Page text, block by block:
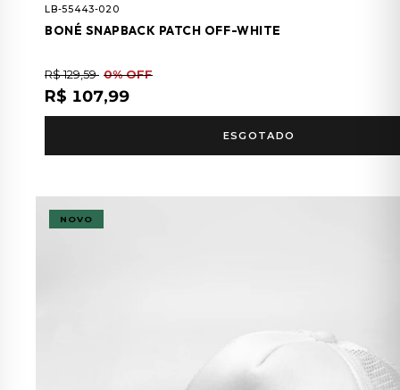
LB-55443-020
BONÉ SNAPBACK PATCH OFF-WHITE
R$ 129,59 0% OFF
R$ 107,99
ESGOTADO
NOVO